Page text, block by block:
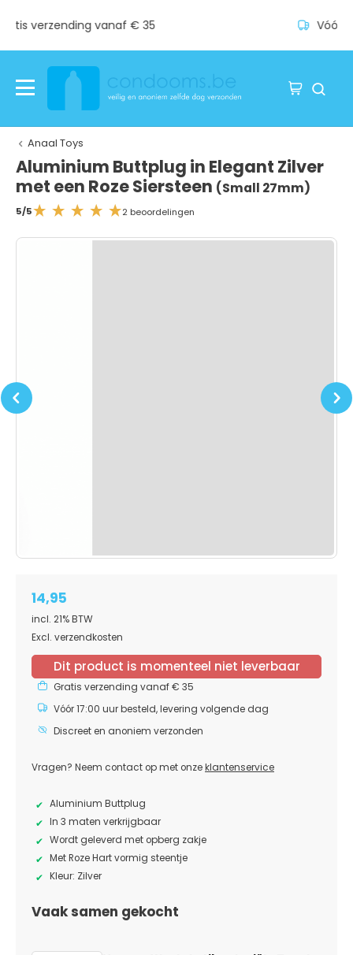
35 Vóór 17:00 uur besteld,
Anaal Toys
Aluminium Buttplug in Elegant Zilver
met een Roze Siersteen (Small 27mm)
5/5 2 beoordelingen
Previous Next
14,95
incl. 21% BTW
Excl. verzendkosten
Dit product is momenteel niet leverbaar
Gratis verzending vanaf € 35
Vóór 17:00 uur besteld, levering volgende dag
Discreet en anoniem verzonden
Vragen? Neem contact op met onzeklantenservice
Aluminium Buttplug
In 3 maten verkrijgbaar
Wordt geleverd met opberg zakje
Met Roze Hart vormig steentje
Kleur: Zilver
Vaak samen gekocht